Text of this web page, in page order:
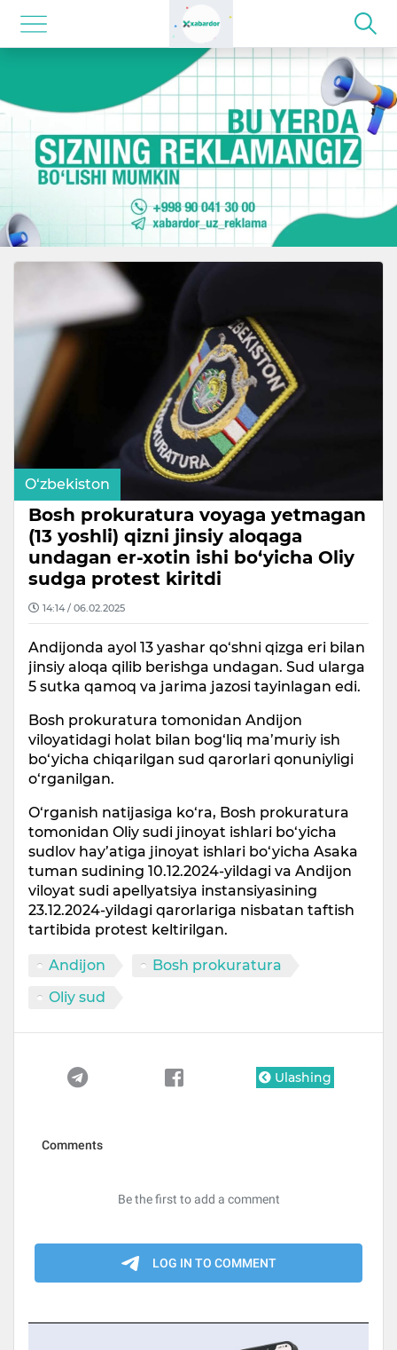
O‘zbekiston
Bosh prokuratura voyaga yetmagan
(13 yoshli) qizni jinsiy aloqaga
undagan er-xotin ishi bo‘yicha Oliy
sudga protest kiritdi
14:14 / 06.02.2025
Andijonda ayol 13 yashar qo‘shni qizga eri bilan
jinsiy aloqa qilib berishga undagan. Sud ularga
5 sutka qamoq va jarima jazosi tayinlagan edi.
Bosh prokuratura tomonidan Andijon
viloyatidagi holat bilan bog‘liq ma’muriy ish
bo‘yicha chiqarilgan sud qarorlari qonuniyligi
o‘rganilgan.
O‘rganish natijasiga ko‘ra, Bosh prokuratura
tomonidan Oliy sudi jinoyat ishlari bo‘yicha
sudlov hay’atiga jinoyat ishlari bo‘yicha Asaka
tuman sudining 10.12.2024-yildagi va Andijon
viloyat sudi apellyatsiya instansiyasining
23.12.2024-yildagi qarorlariga nisbatan taftish
tartibida protest keltirilgan.
Andijon
Bosh prokuratura
Oliy sud
Ulashing